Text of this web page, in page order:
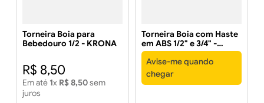
Torneira Boia para
Bebedouro 1/2 - KRONA
R$ 8,50
Em até 1x R$8,50sem
juros
Torneira Boia com Haste
em ABS 1/2" e 3/4" -
FORTLEV
Avise-me quando
chegar